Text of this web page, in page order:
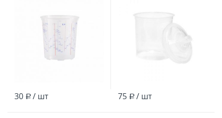
30 Р / шт 75 Р / шт